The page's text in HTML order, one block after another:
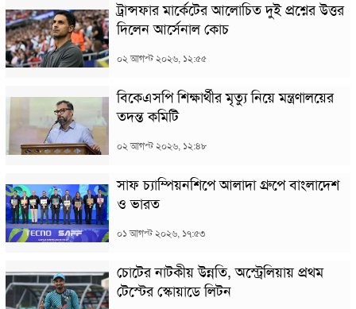
ট্রান্সফার মার্কেটের আলোচিত দুই প্রশ্নের উত্তর
দিলেন আর্সেনাল কোচ
০২ আগস্ট ২০২৬, ১২:৫৫
বিকেএসপি শিক্ষার্থীর মৃত্যু নিয়ে মন্ত্রণালয়ের
তদন্ত কমিটি
০২ আগস্ট ২০২৬, ১২:৪৮
সাফ চ্যাম্পিয়নশিপে আলাদা গ্রুপে বাংলাদেশ
ও ভারত
০১ আগস্ট ২০২৬, ১৭:৫৩
চোটের নাটকীয় উন্নতি, অস্ট্রেলিয়ায় প্রথম
টেস্টের স্কোয়াডে লিটন